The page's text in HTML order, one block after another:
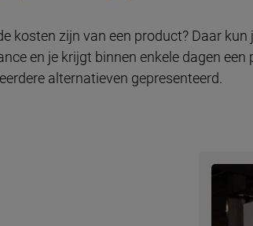
kosten zijn van een product? Daar
en je krijgt binnen enkele dagen een
alternatieven gepresenteerd.